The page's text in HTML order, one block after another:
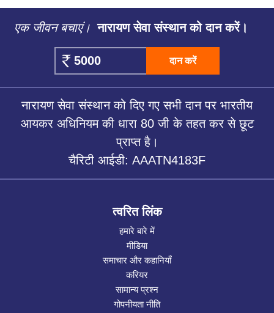
एक जीवन बचाएं। नारायण सेवा संस्थान को दान करें।
दान करें
नारायण सेवा संस्थान को दिए गए सभी दान पर भारतीय
आयकर अधिनियम की धारा 80 जी के तहत कर से छूट
प्राप्त है।
चैरिटी आईडी: AAATN4183F
त्वरित लिंक
हमारे बारे में
मीडिया
समाचार और कहानियाँ
करियर
सामान्य प्रश्न
गोपनीयता नीति